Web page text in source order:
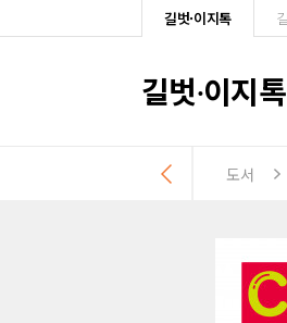
길벗·이지톡
길벗·이지톡
도서